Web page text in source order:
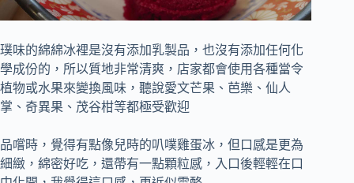
璞味的綿綿冰裡是沒有添加乳製品，也沒有添加任何化
學成份的，所以質地非常清爽，店家都會使用各種當令
植物或水果來變換風味，聽說愛文芒果、芭樂、仙人
掌、奇異果、茂谷柑等都極受歡迎
品嚐時，覺得有點像兒時的叭噗雞蛋冰，但口感是更為
細緻，綿密好吃，還帶有一點顆粒感，入口後輕輕在口